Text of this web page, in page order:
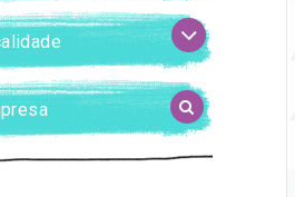
BUSCAR